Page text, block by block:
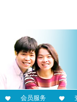
会员服务